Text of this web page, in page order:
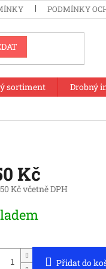
PODMÍNKY
sortiment Drobný
Kč
Kč včetně DPH
Přidat do